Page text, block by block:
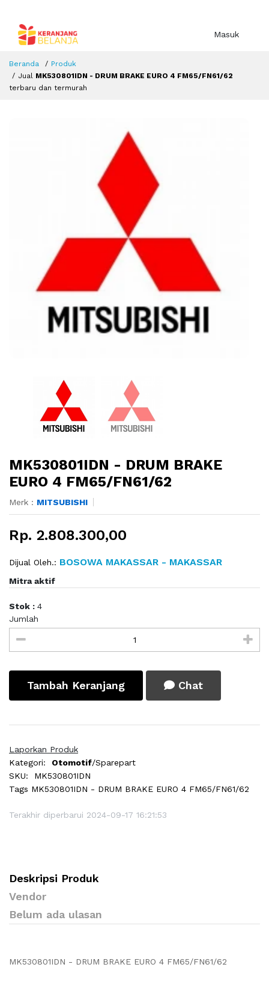
Masuk
Beranda
Produk
Jual MK530801IDN - DRUM BRAKE EURO 4 FM65/FN61/62
terbaru dan termurah
MK530801IDN - DRUM BRAKE
EURO 4 FM65/FN61/62
Merk : MITSUBISHI
Rp. 2.808.300,00
Dijual Oleh.: BOSOWA MAKASSAR - MAKASSAR
Mitra aktif
Stok : 4
Jumlah
Tambah Keranjang Chat
Laporkan Produk
Kategori:
Otomotif/Sparepart
SKU:
MK530801IDN
Tags MK530801IDN - DRUM BRAKE EURO 4 FM65/FN61/62
Terakhir diperbarui 2024-09-17 16:21:53
Deskripsi Produk
Vendor
Belum ada ulasan
MK530801IDN - DRUM BRAKE EURO 4 FM65/FN61/62